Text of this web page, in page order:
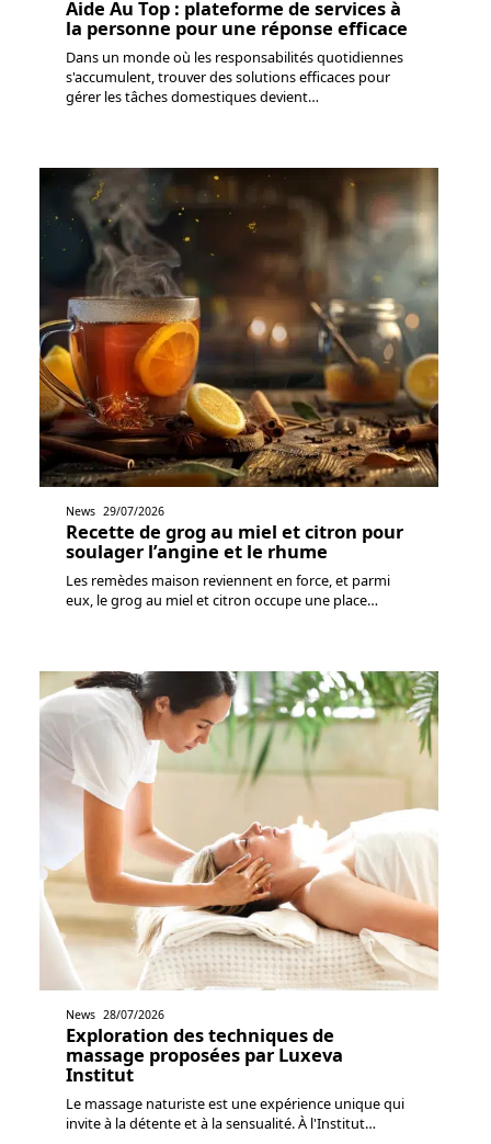
Aide Au Top : plateforme de services à
la personne pour une réponse efficace
Dans un monde où les responsabilités quotidiennes
s'accumulent, trouver des solutions efficaces pour
gérer les tâches domestiques devient…
News 29/07/2026
Recette de grog au miel et citron pour
soulager l’angine et le rhume
Les remèdes maison reviennent en force, et parmi
eux, le grog au miel et citron occupe une place…
News 28/07/2026
Exploration des techniques de
massage proposées par Luxeva
Institut
Le massage naturiste est une expérience unique qui
invite à la détente et à la sensualité. À l'Institut…